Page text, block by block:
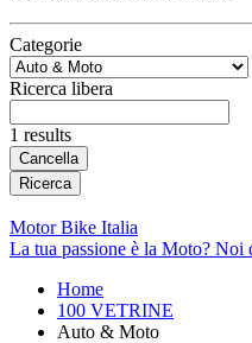
Categorie
Ricerca libera
1 results
Cancella
Ricerca
Motor Bike Italia
La tua passione è la Moto?
Home
100 VETRINE
Auto & Moto